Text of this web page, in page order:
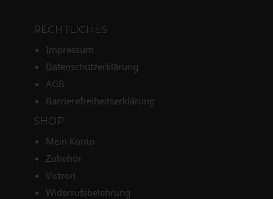
RECHTLICHES
Impressum
Datenschutzerklärung
AGB
Barrierefreiheitserklärung
SHOP
Mein Konto
Zubehör
Victron
Widerrufsbelehrung